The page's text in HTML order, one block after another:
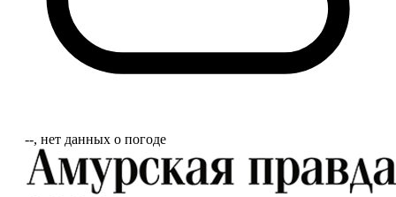
‐‐, нет данных о погоде